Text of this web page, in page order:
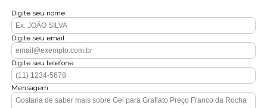
Digite seu nome
Digite seu email
Digite seu telefone
Mensagem